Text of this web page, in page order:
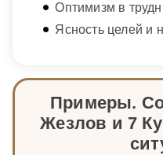
Оптимизм в
Ясность целей и
Примеры.
Жезлов и 7